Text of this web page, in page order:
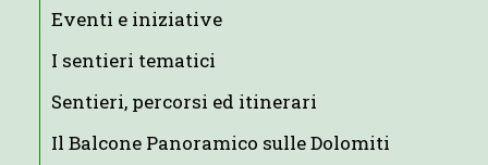
Eventi e iniziative
I sentieri tematici
Sentieri, percorsi ed itinerari
Il Balcone Panoramico sulle Dolomiti